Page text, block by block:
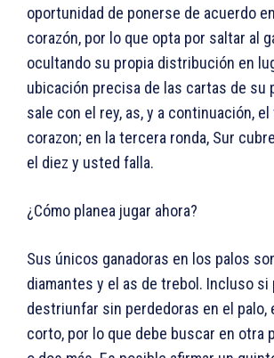
oportunidad de ponerse de acuerdo
corazón, por lo que opta por saltar al
ocultando su propia distribución en
ubicación precisa de las cartas de su
sale con el rey, as, y a continuación,
corazon; en la tercera ronda, Sur
el diez y usted falla.
¿Cómo planea jugar ahora?
Sus únicos ganadoras en los palos
diamantes y el as de trebol. Incluso si
destriunfar sin perdedoras en el palo,
corto, por lo que debe buscar en otra